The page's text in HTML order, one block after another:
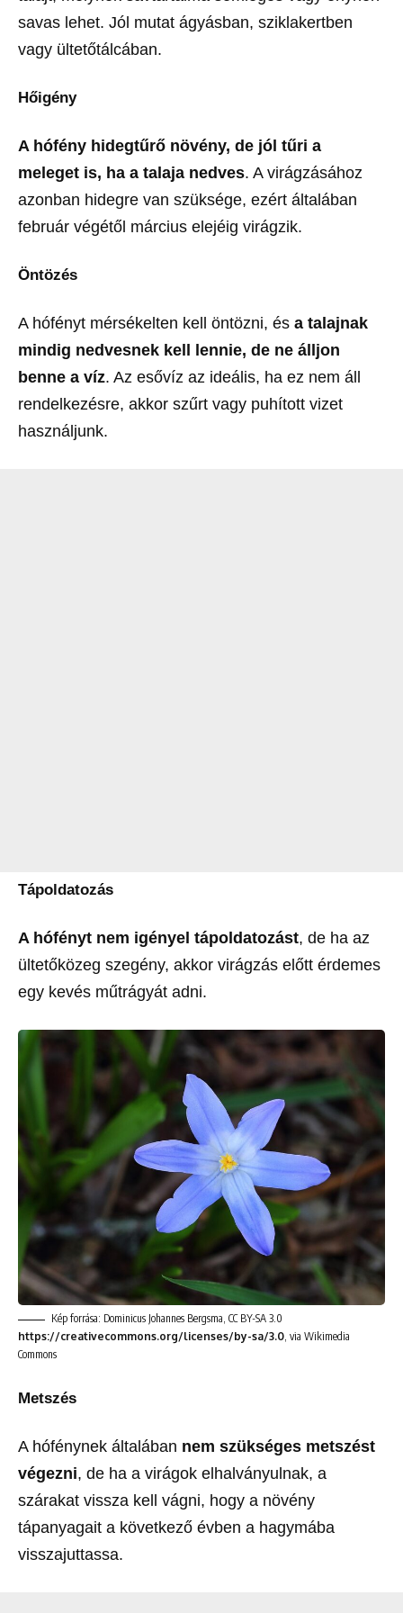
savas lehet. Jól mutat ágyásban, sziklakertben
vagy ültetőtálcában.
Hőigény
A hófény hidegtűrő növény, de jól tűri a
meleget is, ha a talaja nedves. A virágzásához
azonban hidegre van szüksége, ezért általában
február végétől március elejéig virágzik.
Öntözés
A hófényt mérsékelten kell öntözni, és a talajnak
mindig nedvesnek kell lennie, de ne álljon
benne a víz. Az esővíz az ideális, ha ez nem áll
rendelkezésre, akkor szűrt vagy puhított vizet
használjunk.
Tápoldatozás
A hófényt nem igényel tápoldatozást, de ha az
ültetőközeg szegény, akkor virágzás előtt érdemes
egy kevés műtrágyát adni.
Kép forrása: Dominicus Johannes Bergsma, CC BY-SA 3.0
https://creativecommons.org/licenses/by-sa/3.0, via Wikimedia
Commons
Metszés
A hófénynek általában nem szükséges metszést
végezni, de ha a virágok elhalványulnak, a
szárakat vissza kell vágni, hogy a növény
tápanyagait a következő évben a hagymába
visszajuttassa.